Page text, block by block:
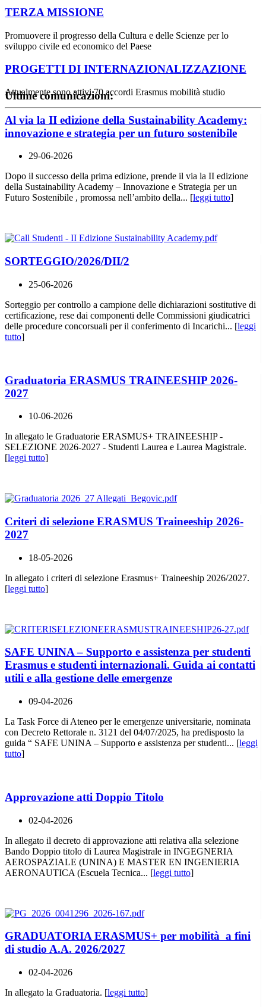
TERZA MISSIONE
Promuovere il progresso della Cultura e delle Scienze per lo
sviluppo civile ed economico del Paese
PROGETTI DI INTERNAZIONALIZZAZIONE
Attualmente sono attivi 70 accordi Erasmus mobilità studio
Ultime comunicazioni:
Al via la II edizione della Sustainability Academy:
innovazione e strategia per un futuro sostenibile
29-06-2026
Dopo il successo della prima edizione, prende il via la II edizione
della Sustainability Academy – Innovazione e Strategia per un
Futuro Sostenibile , promossa nell’ambito della... [leggi tutto]
SORTEGGIO/2026/DII/2
25-06-2026
Sorteggio per controllo a campione delle dichiarazioni sostitutive di
certificazione, rese dai componenti delle Commissioni giudicatrici
delle procedure concorsuali per il conferimento di Incarichi... [leggi
tutto]
Graduatoria ERASMUS TRAINEESHIP 2026-
2027
10-06-2026
In allegato le Graduatorie ERASMUS+ TRAINEESHIP -
SELEZIONE 2026-2027 - Studenti Laurea e Laurea Magistrale.
[leggi tutto]
Criteri di selezione ERASMUS Traineeship 2026-
2027
18-05-2026
In allegato i criteri di selezione Erasmus+ Traineeship 2026/2027.
[leggi tutto]
SAFE UNINA – Supporto e assistenza per studenti
Erasmus e studenti internazionali. Guida ai contatti
utili e alla gestione delle emergenze
09-04-2026
La Task Force di Ateneo per le emergenze universitarie, nominata
con Decreto Rettorale n. 3121 del 04/07/2025, ha predisposto la
guida “ SAFE UNINA – Supporto e assistenza per studenti... [leggi
tutto]
Approvazione atti Doppio Titolo
02-04-2026
In allegato il decreto di approvazione atti relativa alla selezione
Bando Doppio titolo di Laurea Magistrale in INGEGNERIA
AEROSPAZIALE (UNINA) E MASTER EN INGENIERIA
AERONAUTICA (Escuela Tecnica... [leggi tutto]
GRADUATORIA ERASMUS+ per mobilità a fini
di studio A.A. 2026/2027
02-04-2026
In allegato la Graduatoria. [leggi tutto]